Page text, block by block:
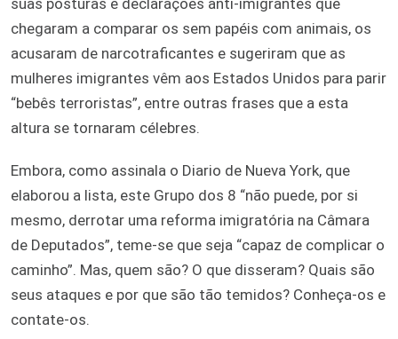
suas posturas e declarações anti-imigrantes que
chegaram a comparar os sem papéis com animais, os
acusaram de narcotraficantes e sugeriram que as
mulheres imigrantes vêm aos Estados Unidos para parir
“bebês terroristas”, entre outras frases que a esta
altura se tornaram célebres.
Embora, como assinala o Diario de Nueva York, que
elaborou a lista, este Grupo dos 8 “não puede, por si
mesmo, derrotar uma reforma imigratória na Câmara
de Deputados”, teme-se que seja “capaz de complicar o
caminho”. Mas, quem são? O que disseram? Quais são
seus ataques e por que são tão temidos? Conheça-os e
contate-os.